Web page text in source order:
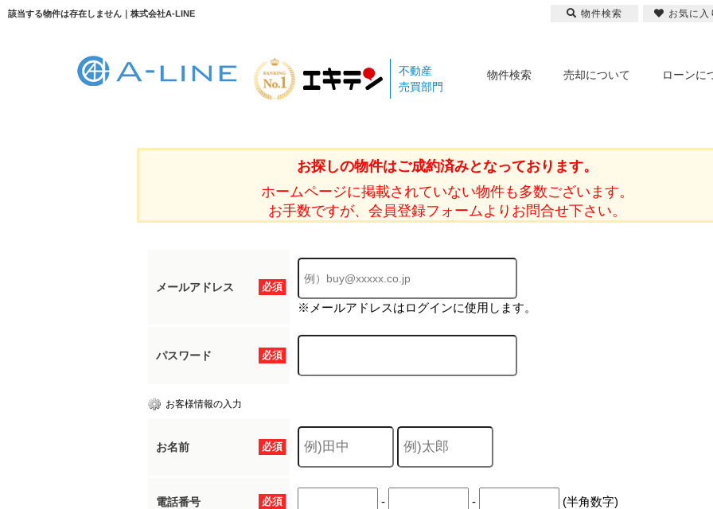
該当する物件は存在しません｜株式会社A-LINE
不動産
売買部門
物件検索 売却について ローンに
お探しの物件はご成約済みとなっております。
ホームページに掲載されていない物件も多数ございます。
お手数ですが、会員登録フォームよりお問合せ下さい。
必須
メールアドレス
※メールアドレスはログインに使用します。
必須
パスワード
お客様情報の入力
必須
お名前
必須
電話番号 - - (半角数字)
物件検索 お気に入